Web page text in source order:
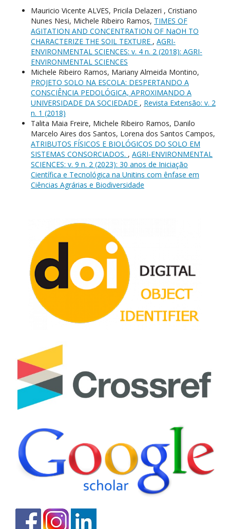
Mauricio Vicente ALVES, Pricila Delazeri , Cristiano
Nunes Nesi, Michele Ribeiro Ramos, TIMES OF
AGITATION AND CONCENTRATION OF NaOH TO
CHARACTERIZE THE SOIL TEXTURE , AGRI-
ENVIRONMENTAL SCIENCES: v. 4 n. 2 (2018): AGRI-
ENVIRONMENTAL SCIENCES
Michele Ribeiro Ramos, Mariany Almeida Montino,
PROJETO SOLO NA ESCOLA: DESPERTANDO A
CONSCIÊNCIA PEDOLÓGICA, APROXIMANDO A
UNIVERSIDADE DA SOCIEDADE , Revista Extensão: v. 2
n. 1 (2018)
Talita Maia Freire, Michele Ribeiro Ramos, Danilo
Marcelo Aires dos Santos, Lorena dos Santos Campos,
ATRIBUTOS FÍSICOS E BIOLÓGICOS DO SOLO EM
SISTEMAS CONSORCIADOS. , AGRI-ENVIRONMENTAL
SCIENCES: v. 9 n. 2 (2023): 30 anos de Iniciação
Científica e Tecnológica na Unitins com ênfase em
Ciências Agrárias e Biodiversidade